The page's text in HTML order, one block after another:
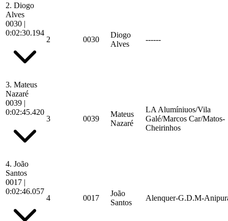
2. Diogo
Alves
0030 |
0:02:30.194
2 0030
Diogo
Alves
------
3. Mateus
Nazaré
0039 |
0:02:45.420
3 0039
Mateus
Nazaré
LA Alumíniuos/Vila
Galé/Marcos Car/Matos-
Cheirinhos
4. João
Santos
0017 |
0:02:46.057
4 0017
João
Santos
Alenquer-G.D.M-